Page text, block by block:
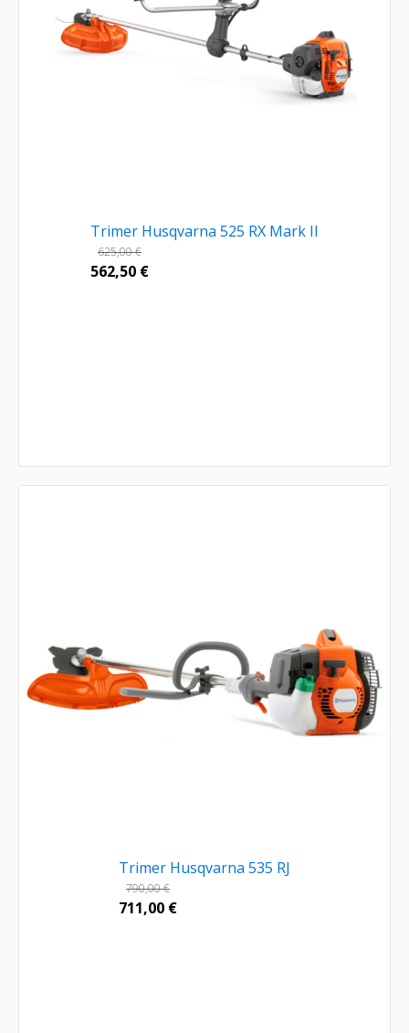
Trimer Husqvarna 525 RX Mark II
625,00€
562,50 €
Trimer Husqvarna 535 RJ
790,00€
711,00 €